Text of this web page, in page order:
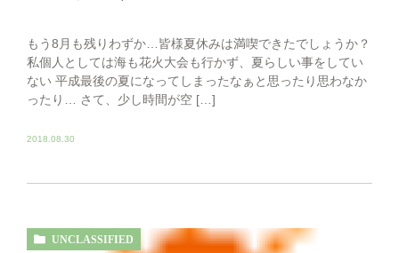
もう8月も残りわずか…皆様夏休みは満喫できたでしょうか？
私個人としては海も花火大会も行かず、夏らしい事をしてい
ない 平成最後の夏になってしまったなぁと思ったり思わなか
ったり… さて、少し時間が空 […]
2018.08.30
UNCLASSIFIED